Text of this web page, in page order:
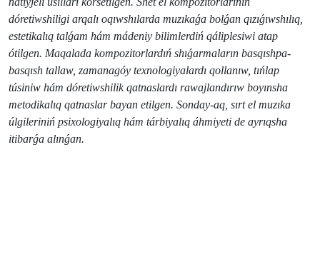
dóretiwshiligi arqalı oqıwshılarda muzıkaǵa bolǵan qızıǵıwshılıq,
estetikalıq talǵam hám mádeniy bilimlerdiń qáliplesiwi atap
ótilgen. Maqalada kompozitorlardıń shıǵarmaların basqıshpa-
basqısh tallaw, zamanagóy texnologiyalardı qollanıw, tıńlap
túsiniw hám dóretiwshilik qatnaslardı rawajlandırıw boyınsha
metodikalıq qatnaslar bayan etilgen. Sonday-aq, sırt el muzıka
úlgileriniń psixologiyalıq hám tárbiyalıq áhmiyeti de ayrıqsha
itibarǵa alınǵan.